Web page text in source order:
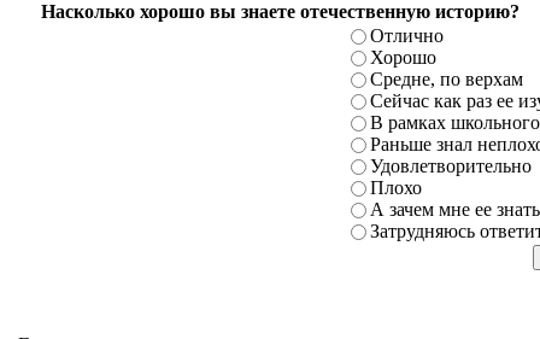
Насколько хорошо вы знаете отечественную историю?
Отлично
Хорошо
Средне, по верхам
Сейчас как раз ее
В рамках
Раньше знал
Удовлетворительно
Плохо
А зачем мне ее
Затрудняюсь